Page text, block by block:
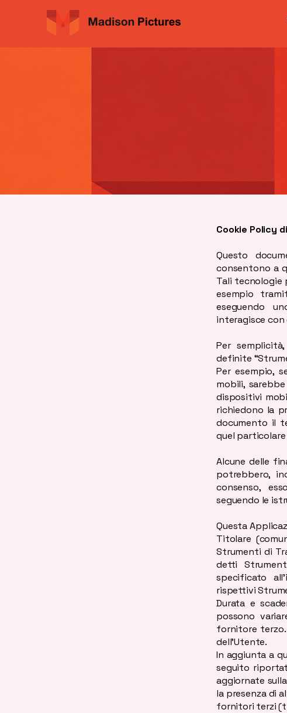
Cookie Policy
Questo
consentono a
Tali tecnologie
esempio
eseguendo
interagisce con
Per
definite
Per esempio,
mobili,
dispositivi
richiedono la
documento il
quel
Alcune delle
potrebbero,
consenso,
seguendo le
Questa
Titolare
Strumenti di
detti
specificato
rispettivi
Durata e
possono
fornitore terzo.
dell’Utente.
In aggiunta a
seguito
aggiornate
la presenza di
fornitori terzi